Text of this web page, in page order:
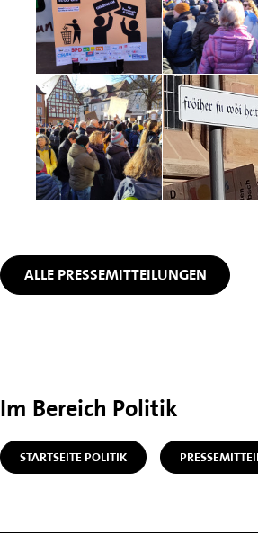
ALLE PRESSEMITTEILUNGEN
Im Bereich Politik
STARTSEITE POLITIK